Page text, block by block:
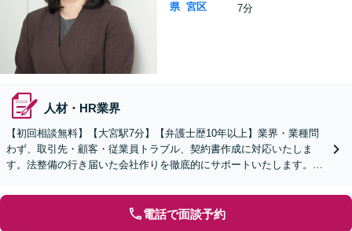
県 宮区
7分
人材・HR業界
【初回相談無料】【大宮駅7分】【弁護士歴10年以上】業界・業種問
わず、取引先・顧客・従業員トラブル、契約書作成に対応いたしま
す。法整備の行き届いた会社作りを徹底的にサポートいたします。個
電話で面談予約